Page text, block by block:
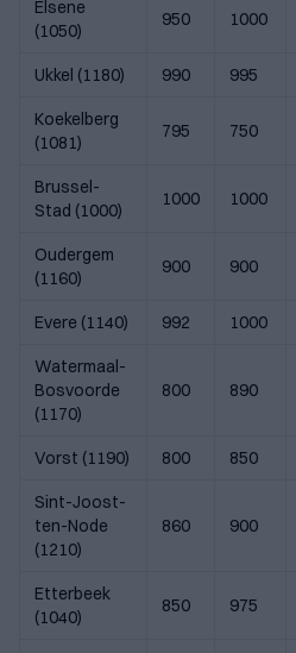
Elsene
(1050)
950 1000
Ukkel (1180) 990 995
Koekelberg
(1081)
795 750
Brussel-
Stad (1000)
1000 1000
Oudergem
(1160)
900 900
Evere (1140) 992 1000
Watermaal-
Bosvoorde
(1170)
800 890
Vorst (1190) 800 850
Sint-Joost-
ten-Node
(1210)
860 900
Etterbeek
(1040)
850 975